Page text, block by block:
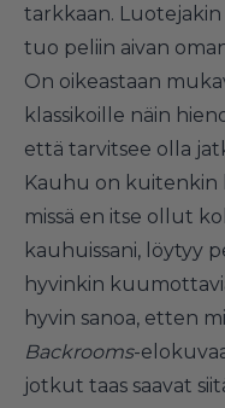
tarkkaan.
tuo peliin aivan
On oikeastaan
klassikoille näin
että tarvitsee olla
Kauhu on kuitenkin
missä en itse ollut
kauhuissani, löytyy
hyvinkin
hyvin sanoa, etten
Backrooms-
jotkut taas saavat